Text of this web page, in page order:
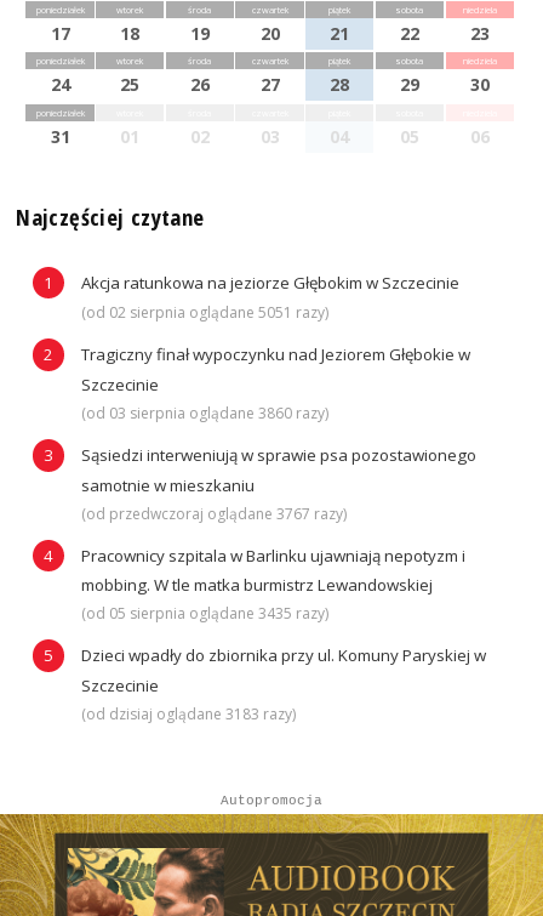
poniedziałek
17
wtorek
18
środa
19
czwartek
20
piątek
21
sobota
22
niedziela
23
poniedziałek
24
wtorek
25
środa
26
czwartek
27
piątek
28
sobota
29
niedziela
30
poniedziałek
31 01 02 03 04 05 06
Najczęściej czytane
Akcja ratunkowa na jeziorze Głębokim w Szczecinie
(od 02 sierpnia oglądane 5051 razy)
Tragiczny finał wypoczynku nad Jeziorem Głębokie w
Szczecinie
(od 03 sierpnia oglądane 3860 razy)
Sąsiedzi interweniują w sprawie psa pozostawionego
samotnie w mieszkaniu
(od przedwczoraj oglądane 3767 razy)
Pracownicy szpitala w Barlinku ujawniają nepotyzm i
mobbing. W tle matka burmistrz Lewandowskiej
(od 05 sierpnia oglądane 3435 razy)
Dzieci wpadły do zbiornika przy ul. Komuny Paryskiej w
Szczecinie
(od dzisiaj oglądane 3183 razy)
Autopromocja